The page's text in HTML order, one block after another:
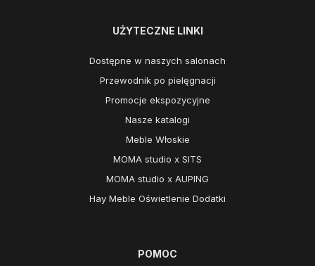
UŻYTECZNE LINKI
Dostępne w naszych salonach
Przewodnik po pielęgnacji
Promocje ekspozycyjne
Nasze katalogi
Meble Włoskie
MOMA studio x SITS
MOMA studio x AUPING
Hay Meble Oświetlenie Dodatki
POMOC